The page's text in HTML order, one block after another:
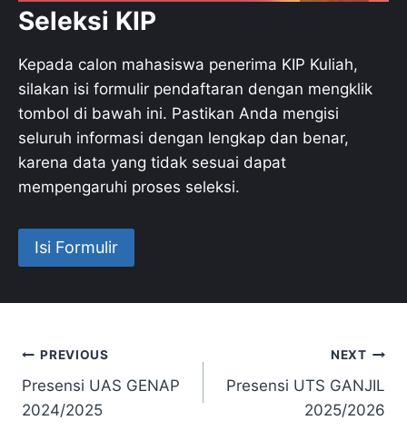
Seleksi KIP
Kepada calon mahasiswa penerima KIP Kuliah,
silakan isi formulir pendaftaran dengan mengklik
tombol di bawah ini. Pastikan Anda mengisi
seluruh informasi dengan lengkap dan benar,
karena data yang tidak sesuai dapat
mempengaruhi proses seleksi.
Isi Formulir
Post
navigation
PREVIOUS
Presensi UAS GENAP
2024/2025
NEXT
Presensi UTS GANJIL
2025/2026